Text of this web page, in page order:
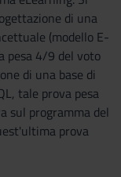
di una
(modello E-
pesa 4/9 del voto
di una base di
tale prova pesa
sul programma del
prova